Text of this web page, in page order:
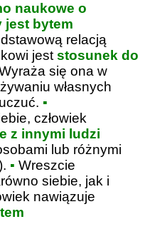
naukowe o
jest bytem
relacją
jest stosunek do
się ona w
własnych
▪
człowiek
z innymi ludzi
lub różnymi
▪ Wreszcie
siebie, jak i
nawiązuje